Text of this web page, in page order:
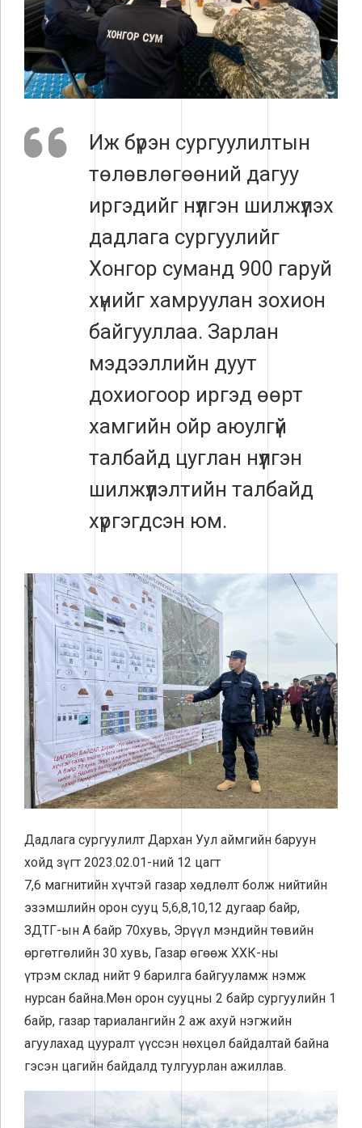
Иж бүрэн сургуулилтын
төлөвлөгөөний дагуу
иргэдийг нүүлгэн шилжүүлэх
дадлага сургуулийг
Хонгор суманд 900 гаруй
хүнийг хамруулан зохион
байгууллаа. Зарлан
мэдээллийн дуут
дохиогоор иргэд өөрт
хамгийн ойр аюулгүй
талбайд цуглан нүүлгэн
шилжүүлэлтийн талбайд
хүргэгдсэн юм.
Дадлага сургуулилт Дархан Уул аймгийн баруун
хойд зүгт 2023.02.01-ний 12 цагт
7,6 магнитийн хүчтэй газар хөдлөлт болж нийтийн
эзэмшлийн орон сууц 5,6,8,10,12 дугаар байр,
ЗДТГ-ын А байр 70хувь, Эрүүл мэндийн төвийн
өргөтгөлийн 30 хувь, Газар өгөөж ХХК-ны
үтрэм склад нийт 9 барилга байгууламж нэмж
нурсан байна.Мөн орон сууцны 2 байр сургуулийн 1
байр, газар тариалангийн 2 аж ахуй нэгжийн
агуулахад цууралт үүссэн нөхцөл байдалтай байна
гэсэн цагийн байдалд тулгуурлан ажиллав.